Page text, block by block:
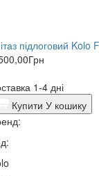
підлоговий
Грн
1-4 дні
Купити У кошику